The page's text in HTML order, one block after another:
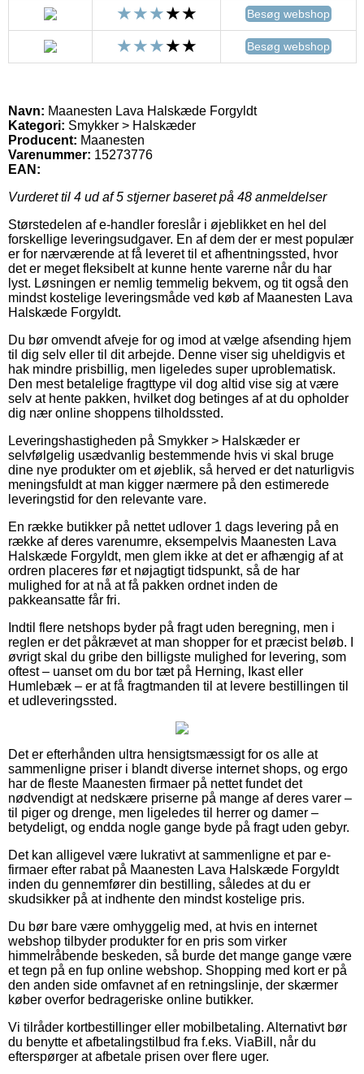
Besøg webshop
Besøg webshop
Navn: Maanesten Lava Halskæde Forgyldt
Kategori: Smykker > Halskæder
Producent: Maanesten
Varenummer: 15273776
EAN:
Vurderet til 4 ud af 5 stjerner baseret på 48 anmeldelser
Størstedelen af e-handler foreslår i øjeblikket en hel del
forskellige leveringsudgaver. En af dem der er mest populær
er for nærværende at få leveret til et afhentningssted, hvor
det er meget fleksibelt at kunne hente varerne når du har
lyst. Løsningen er nemlig temmelig bekvem, og tit også den
mindst kostelige leveringsmåde ved køb af Maanesten Lava
Halskæde Forgyldt.
Du bør omvendt afveje for og imod at vælge afsending hjem
til dig selv eller til dit arbejde. Denne viser sig uheldigvis et
hak mindre prisbillig, men ligeledes super uproblematisk.
Den mest betalelige fragttype vil dog altid vise sig at være
selv at hente pakken, hvilket dog betinges af at du opholder
dig nær online shoppens tilholdssted.
Leveringshastigheden på Smykker > Halskæder er
selvfølgelig usædvanlig bestemmende hvis vi skal bruge
dine nye produkter om et øjeblik, så herved er det naturligvis
meningsfuldt at man kigger nærmere på den estimerede
leveringstid for den relevante vare.
En række butikker på nettet udlover 1 dags levering på en
række af deres varenumre, eksempelvis Maanesten Lava
Halskæde Forgyldt, men glem ikke at det er afhængig af at
ordren placeres før et nøjagtigt tidspunkt, så de har
mulighed for at nå at få pakken ordnet inden de
pakkeansatte får fri.
Indtil flere netshops byder på fragt uden beregning, men i
reglen er det påkrævet at man shopper for et præcist beløb. I
øvrigt skal du gribe den billigste mulighed for levering, som
oftest – uanset om du bor tæt på Herning, Ikast eller
Humlebæk – er at få fragtmanden til at levere bestillingen til
et udleveringssted.
Det er efterhånden ultra hensigtsmæssigt for os alle at
sammenligne priser i blandt diverse internet shops, og ergo
har de fleste Maanesten firmaer på nettet fundet det
nødvendigt at nedskære priserne på mange af deres varer –
til piger og drenge, men ligeledes til herrer og damer –
betydeligt, og endda nogle gange byde på fragt uden gebyr.
Det kan alligevel være lukrativt at sammenligne et par e-
firmaer efter rabat på Maanesten Lava Halskæde Forgyldt
inden du gennemfører din bestilling, således at du er
skudsikker på at indhente den mindst kostelige pris.
Du bør bare være omhyggelig med, at hvis en internet
webshop tilbyder produkter for en pris som virker
himmelråbende beskeden, så burde det mange gange være
et tegn på en fup online webshop. Shopping med kort er på
den anden side omfavnet af en retningslinje, der skærmer
køber overfor bedrageriske online butikker.
Vi tilråder kortbestillinger eller mobilbetaling. Alternativt bør
du benytte et afbetalingstilbud fra f.eks. ViaBill, når du
efterspørger at afbetale prisen over flere uger.